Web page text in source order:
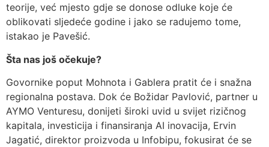
teorije, već mjesto gdje se donose odluke koje će
oblikovati sljedeće godine i jako se radujemo tome,
istakao je Pavešić.
Šta nas još očekuje?
Govornike poput Mohnota i Gablera pratit će i snažna
regionalna postava. Dok će Božidar Pavlović, partner u
AYMO Venturesu, donijeti široki uvid u svijet rizičnog
kapitala, investicija i finansiranja AI inovacija, Ervin
Jagatić, direktor proizvoda u Infobipu, fokusirat će se